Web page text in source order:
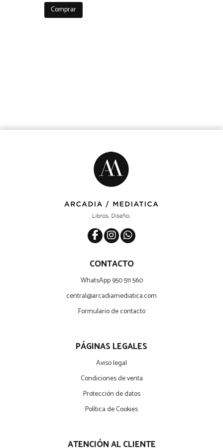
Comprar
CONTACTO
WhatsApp 950 511 560
central@arcadiamediatica.com
Formulario de contacto
PÁGINAS LEGALES
Aviso legal
Condiciones de venta
Protección de datos
Política de Cookies
ATENCIÓN AL CLIENTE